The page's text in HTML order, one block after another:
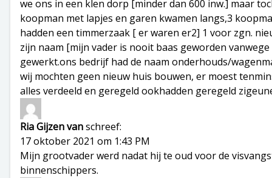
we ons in een klen dorp [minder dan 600 inw.] maar
koopman met lapjes en garen kwamen langs,3
hadden een timmerzaak [ er waren er2] 1 voor zgn.
zijn naam [mijn vader is nooit baas geworden
gewerkt.ons bedrijf had de naam onderhouds/
wij mochten geen nieuw huis bouwen, er moest
alles verdeeld en geregeld ookhadden geregeld
Ria Gijzen vanschreef:
17 oktober 2021 om 1:43 PM
Mijn grootvader werd nadat hij te oud voor de
binnenschippers.